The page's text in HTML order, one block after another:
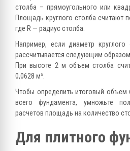
столба – прямоугольного или
Площадь круглого столба считают
где R — радиус столба.
Например, если диаметр
рассчитывается следующим
При высоте 2 м объем столба
0,0628 м³.
Чтобы определить итоговый объем
всего фундамента, умножьте
расчетов площадь на количество
Для плитного